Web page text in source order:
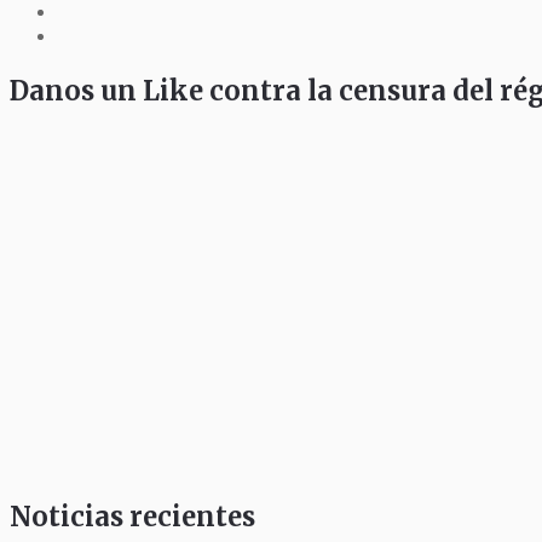
Danos un Like contra la censura del
Noticias recientes